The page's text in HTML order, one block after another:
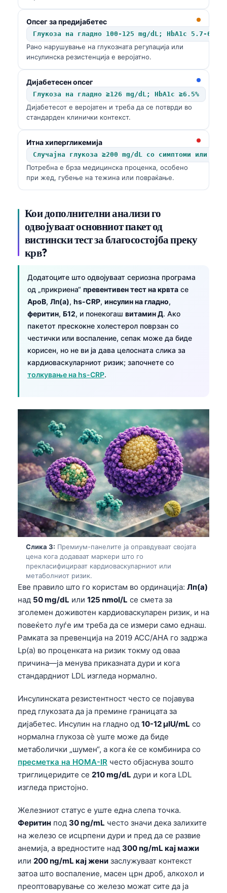
Опсег за предијабетес
Глукоза на гладно 100-125 mg/dL; HbA1c 5.7-6.4%
Рано нарушување на глукозната регулација или
инсулинска резистенција е веројатно.
Дијабетесен опсег
Глукоза на гладно ≥126 mg/dL; HbA1c ≥6.5%
Дијабетесот е веројатен и треба да се потврди во
стандарден клинички контекст.
Итна хипергликемија
Случајна глукоза ≥200 mg/dL со симптоми или
Потребна е брза медицинска проценка, особено
при жед, губење на тежина или повраќање.
Кои дополнителни анализи го
одвојуваат основниот пакет од
вистински тест за благосостојба преку
крв?
Додатоците што одвојуваат сериозна програма
од „прикриена“ превентивен тест на крвта се
ApoB, Лп(а), hs-CRP, инсулин на гладно,
феритин, Б12, и понекогаш витамин Д. Ако
пакетот прескокне холестерол поврзан со
честички или воспаление, сепак може да биде
корисен, но не ви ја дава целосната слика за
кардиоваскуларниот ризик; започнете со
толкување на hs-CRP.
Слика 3: Премиум-панелите ја оправдуваат својата
цена кога додаваат маркери што го
прекласифицираат кардиоваскуларниот или
метаболниот ризик.
Еве правило што го користам во ординација: Лп(а)
над 50 mg/dL или 125 nmol/L се смета за
зголемен доживотен кардиоваскуларен ризик, и на
повеќето луѓе им треба да се измери само еднаш.
Рамката за превенција на 2019 ACC/AHA го задржа
Lp(a) во проценката на ризик токму од оваа
причина—ја менува приказната дури и кога
стандардниот LDL изгледа нормално.
Инсулинската резистентност често се појавува
пред глукозата да ја премине границата за
дијабетес. Инсулин на гладно од 10-12 μIU/mL со
нормална глукоза сè уште може да биде
метаболички „шумен“, а кога ќе се комбинира со
пресметка на HOMA-IR често објаснува зошто
триглицеридите се 210 mg/dL дури и кога LDL
изгледа пристојно.
Железниот статус е уште една слепа точка.
Феритин под 30 ng/mL често значи дека залихите
на железо се исцрпени дури и пред да се развие
анемија, а вредностите над 300 ng/mL кај мажи
или 200 ng/mL кај жени заслужуваат контекст
затоа што воспаление, масен црн дроб, алкохол и
преоптоварување со железо можат сите да ја